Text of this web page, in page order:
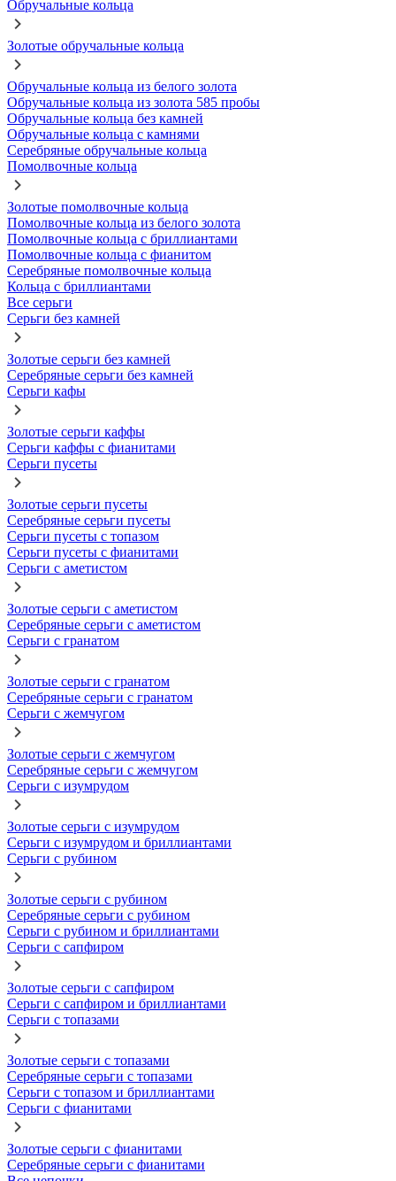
Обручальные кольца
Золотые обручальные кольца
Обручальные кольца из белого золота
Обручальные кольца из золота 585 пробы
Обручальные кольца без камней
Обручальные кольца с камнями
Серебряные обручальные кольца
Помолвочные кольца
Золотые помолвочные кольца
Помолвочные кольца из белого золота
Помолвочные кольца с бриллиантами
Помолвочные кольца с фианитом
Серебряные помолвочные кольца
Кольца с бриллиантами
Все серьги
Серьги без камней
Золотые серьги без камней
Серебряные серьги без камней
Серьги кафы
Золотые серьги каффы
Серьги каффы с фианитами
Серьги пусеты
Золотые серьги пусеты
Серебряные серьги пусеты
Серьги пусеты с топазом
Серьги пусеты с фианитами
Серьги с аметистом
Золотые серьги с аметистом
Серебряные серьги с аметистом
Серьги с гранатом
Золотые серьги с гранатом
Серебряные серьги с гранатом
Серьги с жемчугом
Золотые серьги с жемчугом
Серебряные серьги с жемчугом
Серьги с изумрудом
Золотые серьги с изумрудом
Серьги с изумрудом и бриллиантами
Серьги с рубином
Золотые серьги с рубином
Серебряные серьги с рубином
Серьги с рубином и бриллиантами
Серьги с сапфиром
Золотые серьги с сапфиром
Серьги с сапфиром и бриллиантами
Серьги с топазами
Золотые серьги с топазами
Серебряные серьги с топазами
Серьги с топазом и бриллиантами
Серьги с фианитами
Золотые серьги с фианитами
Серебряные серьги с фианитами